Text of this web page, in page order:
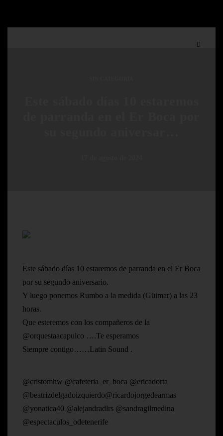
Este sábado días 10 estaremos de parranda en el Er Boca
por su segundo aniversario.
Y luego ponemos Rumbo a la medida (Güimar) a las 23
horas.
Que esteremos con los compañeros de la
@orquestaacapulco ….Te esperamos
Siempre contigo……Latin Sound .
@cristomhw @cafeteria_er_boca @ericadorta
@beatrizdelgadoizquierdo@ricardojorgedearmas
@yonatica40 @alejandradlrs @sandragilmedina
@espectaculos_odetenerife